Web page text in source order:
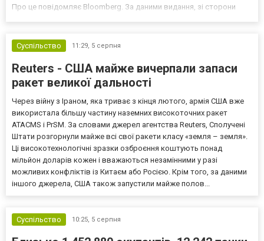
Про це повідомляє Bloomberg. За даними видання, зі сторони
Суспільство
11:29, 5 серпня
Reuters - США майже вичерпали запаси
ракет великої дальності
Через війну з Іраном, яка триває з кінця лютого, армія США вже
використала більшу частину наземних високоточних ракет
ATACMS і PrSM. За словами джерел агентства Reuters, Сполучені
Штати розгорнули майже всі свої ракети класу «земля – земля».
Ці високотехнологічні зразки озброєння коштують понад
мільйон доларів кожен і вважаються незамінними у разі
можливих конфліктів із Китаєм або Росією. Крім того, за даними
іншого джерела, США також запустили майже полов...
Суспільство 10:25, 5 серпня